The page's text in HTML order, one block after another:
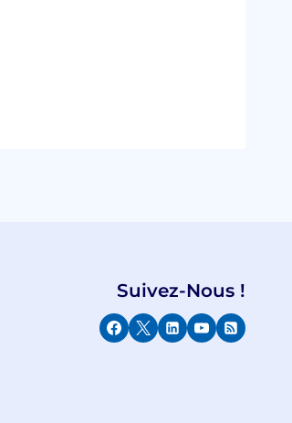
Suivez-Nous !